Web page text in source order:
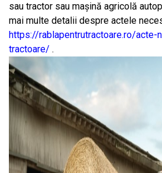
sau tractor sau mașină agricolă
mai multe detalii despre actele
https://rablapentrutractoare.ro/acte-
tractoare/ .